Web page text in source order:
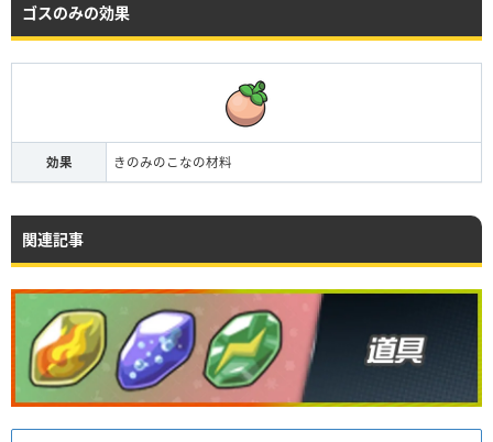
ゴスのみの効果
効果 きのみのこなの材料
関連記事